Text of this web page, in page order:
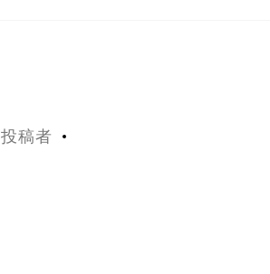
投稿者